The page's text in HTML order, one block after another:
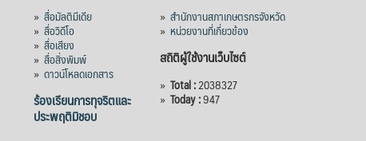
» สื่อมัลติมีเดีย
» สื่อวิดีโอ
» สื่อเสียง
» สื่อสิ่งพิมพ์
» ดาวน์โหลดเอกสาร
ร้องเรียนการทุจริตและ
ประพฤติมิชอบ
» สำนักงานสภาเกษตรกรจังหวัด
» หน่วยงานที่เกี่ยวข้อง
สถิติผู้ใช้งานเว็บไซต์
» Total :2038327
» Today :947